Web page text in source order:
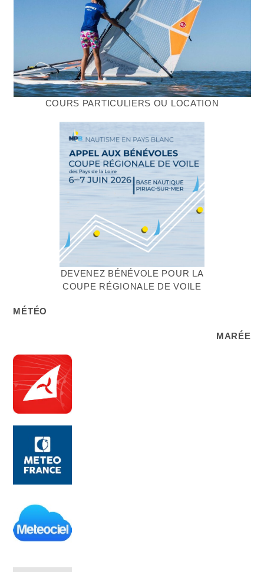
COURS PARTICULIERS OU LOCATION
DEVENEZ BÉNÉVOLE POUR LA
COUPE RÉGIONALE DE VOILE
MÉTÉO
MARÉE